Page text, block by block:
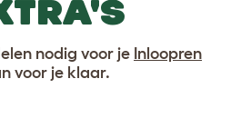
nodig voor je Inloopren
voor je klaar.